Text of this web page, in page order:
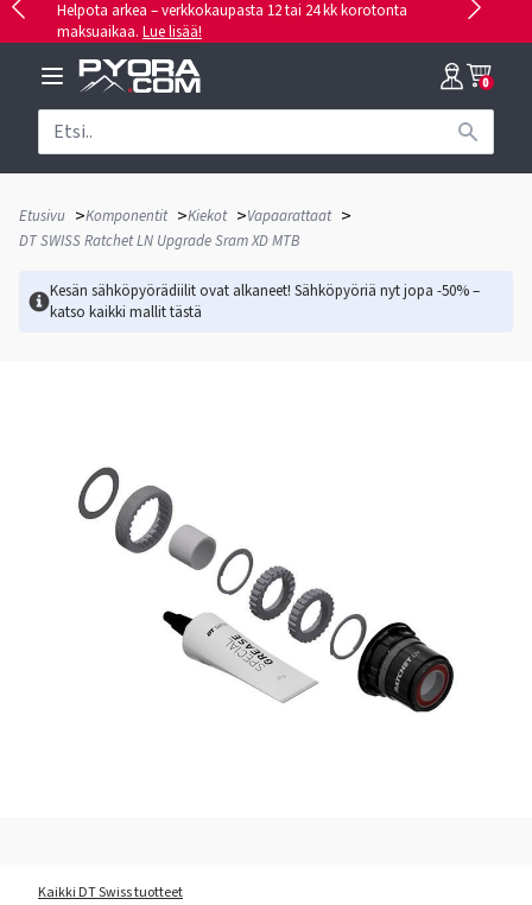
Helpota arkea – verkkokaupasta 12 tai 24 kk korotonta
maksuaikaa. Lue lisää!
0
Etusivu >Komponentit >Kiekot >Vapaarattaat >
DT SWISS Ratchet LN Upgrade Sram XD MTB
Kesän sähköpyörädiilit ovat alkaneet! Sähköpyöriä nyt jopa -50% –
katso kaikki mallittästä
Kaikki DT Swiss tuotteet